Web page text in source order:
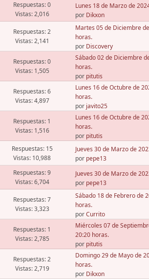
Respuestas: 0
Vistas: 2,016
Lunes 18 de Marzo de
por Dikxon
Respuestas: 2
Vistas: 2,141
Martes 05 de Diciembre
horas.
por Discovery
Respuestas: 0
Vistas: 1,505
Sábado 02 de Diciembre
horas.
por pitutis
Respuestas: 6
Vistas: 4,897
Lunes 16 de Octubre de
horas.
por javito25
Respuestas: 1
Vistas: 1,516
Lunes 16 de Octubre de
horas.
por pitutis
Respuestas: 15
Vistas: 10,988
Jueves 30 de Marzo de
por pepe13
Respuestas: 9
Vistas: 6,704
Jueves 30 de Marzo de
por pepe13
Respuestas: 7
Vistas: 3,323
Sábado 18 de Febrero de
horas.
porCurrito
Respuestas: 1
Vistas: 2,785
Miércoles 07 de
20:20 horas.
por pitutis
Respuestas: 2
Vistas: 2,719
Domingo 29 de Mayo de
horas.
por Dikxon